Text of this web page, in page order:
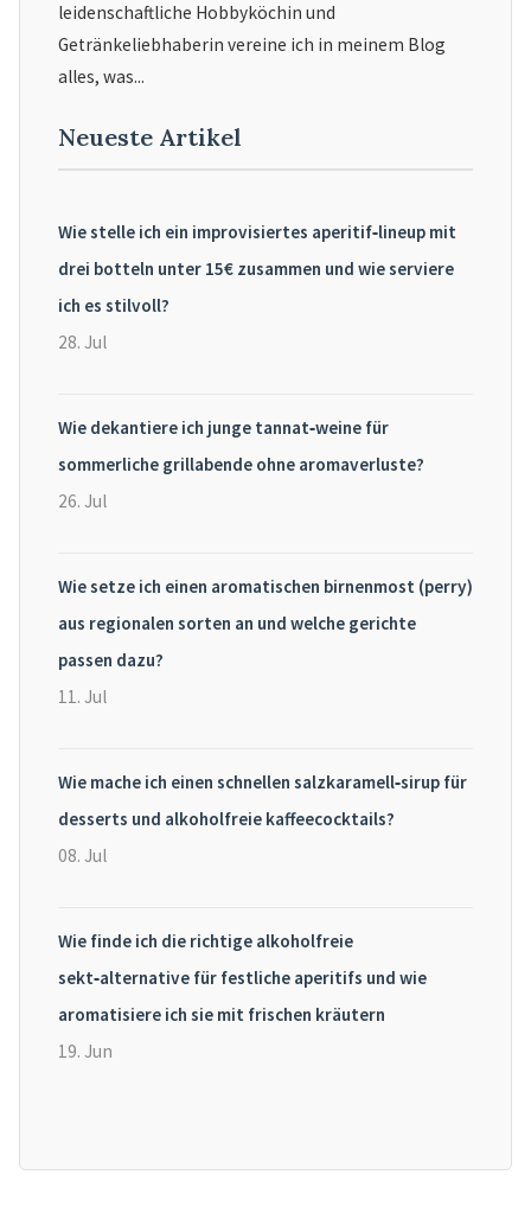
leidenschaftliche Hobbyköchin und
Getränkeliebhaberin vereine ich in meinem Blog
alles, was...
Neueste Artikel
Wie stelle ich ein improvisiertes aperitif‑lineup mit
drei botteln unter 15€ zusammen und wie serviere
ich es stilvoll?
28. Jul
Wie dekantiere ich junge tannat‑weine für
sommerliche grillabende ohne aromaverluste?
26. Jul
Wie setze ich einen aromatischen birnenmost (perry)
aus regionalen sorten an und welche gerichte
passen dazu?
11. Jul
Wie mache ich einen schnellen salzkaramell‑sirup für
desserts und alkoholfreie kaffeecocktails?
08. Jul
Wie finde ich die richtige alkoholfreie
sekt‑alternative für festliche aperitifs und wie
aromatisiere ich sie mit frischen kräutern
19. Jun